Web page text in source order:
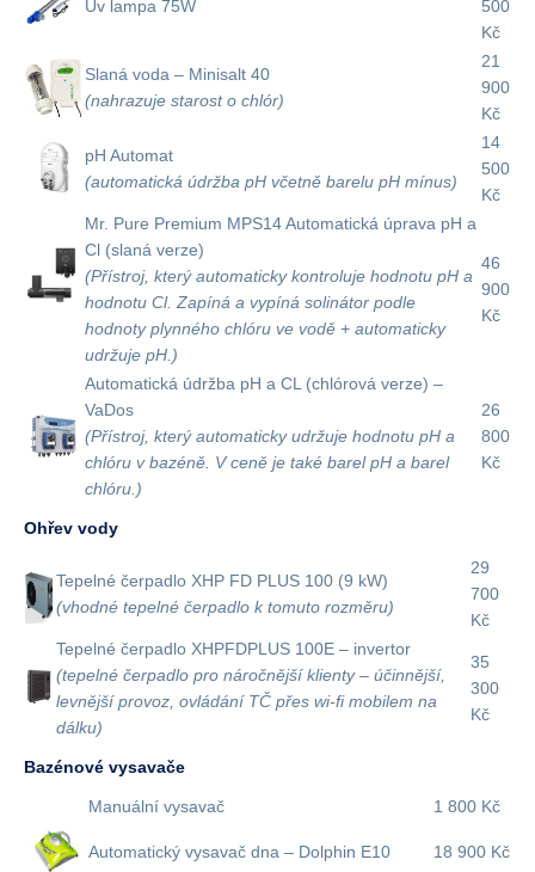
Uv lampa 75W
500
Kč
Slaná voda – Minisalt 40
(nahrazuje starost o chlór)
21
900
Kč
pH Automat
(automatická údržba pH včetně barelu pH mínus)
14
500
Kč
Mr. Pure Premium MPS14 Automatická úprava pH a
Cl (slaná verze)
(Přístroj, který automaticky kontroluje hodnotu pH a
hodnotu Cl. Zapíná a vypíná solinátor podle
hodnoty plynného chlóru ve vodě + automaticky
udržuje pH.)
46
900
Kč
Automatická údržba pH a CL (chlórová verze) –
VaDos
(Přístroj, který automaticky udržuje hodnotu pH a
chlóru v bazéně. V ceně je také barel pH a barel
chlóru.)
26
800
Kč
Ohřev vody
Tepelné čerpadlo XHP FD PLUS 100 (9 kW)
(vhodné tepelné čerpadlo k tomuto rozměru)
29
700
Kč
Tepelné čerpadlo XHPFDPLUS 100E – invertor
(tepelné čerpadlo pro náročnější klienty – účinnější,
levnější provoz, ovládání TČ přes wi-fi mobilem na
dálku)
35
300
Kč
Bazénové vysavače
Manuální vysavač 1 800 Kč
Automatický vysavač dna – Dolphin E10 18 900 Kč